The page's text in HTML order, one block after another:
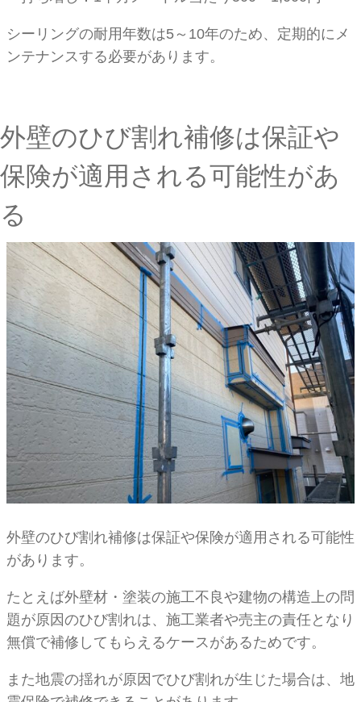
シーリングの耐用年数は5～10年のため、定期的にメ
ンテナンスする必要があります。
外壁のひび割れ補修は保証や
保険が適用される可能性があ
る
外壁のひび割れ補修は保証や保険が適用される可能性
があります。
たとえば外壁材・塗装の施工不良や建物の構造上の問
題が原因のひび割れは、施工業者や売主の責任となり
無償で補修してもらえるケースがあるためです。
また地震の揺れが原因でひび割れが生じた場合は、地